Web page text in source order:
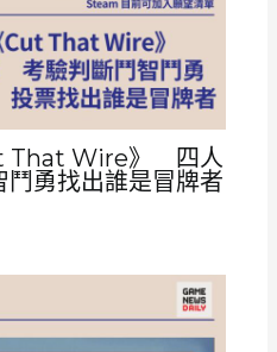
That Wire》 四人
勇找出誰是冒牌者